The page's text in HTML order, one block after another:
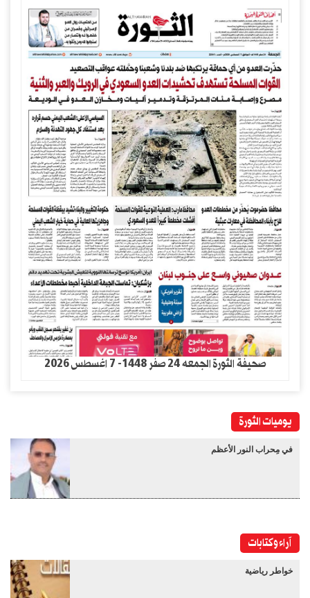
صحيفة الثورة الجمعه 24 صفر 1448- 7 اغسطس 2026
يوميات الثورة
في مِحراب النور الأعظم
آراء وكتابات
خواطر رياضية